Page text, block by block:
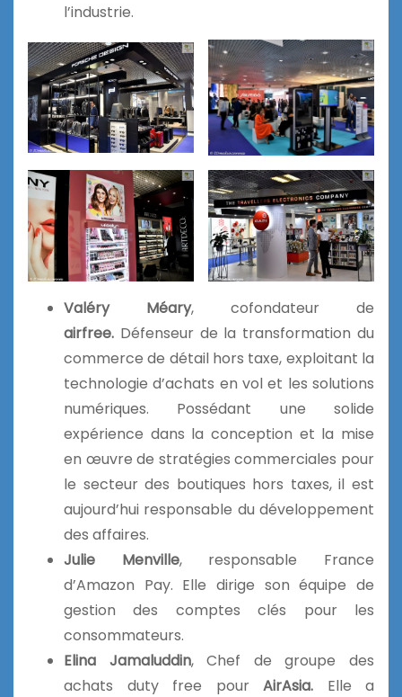
l’industrie.
Valéry Méary, cofondateur de
airfree. Défenseur de la transformation du
commerce de détail hors taxe, exploitant la
technologie d’achats en vol et les solutions
numériques. Possédant une solide
expérience dans la conception et la mise
en œuvre de stratégies commerciales pour
le secteur des boutiques hors taxes, il est
aujourd’hui responsable du développement
des affaires.
Julie Menville, responsable France
d’Amazon Pay. Elle dirige son équipe de
gestion des comptes clés pour les
consommateurs.
Elina Jamaluddin, Chef de groupe des
achats duty free pourAirAsia. Elle a